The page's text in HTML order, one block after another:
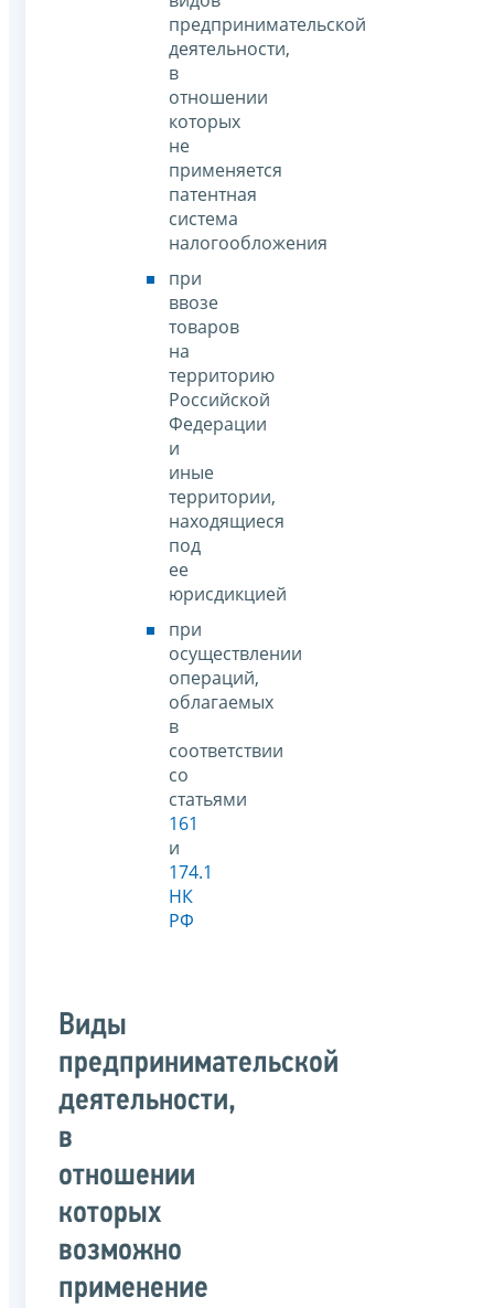
предпринимательской
деятельности,
в
отношении
которых
не
применяется
патентная
система
налогообложения
при
ввозе
товаров
на
территорию
Российской
Федерации
и
иные
территории,
находящиеся
под
ее
юрисдикцией
при
осуществлении
операций,
облагаемых
в
соответствии
со
статьями
161
и
174.1
НК
РФ
Виды
предпринимательской
деятельности,
в
отношении
которых
возможно
применение